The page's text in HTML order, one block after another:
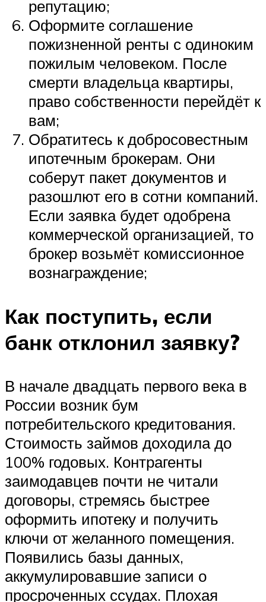
репутацию;
Оформите соглашение
пожизненной ренты с одиноким
пожилым человеком. После
смерти владельца квартиры,
право собственности перейдёт к
вам;
Обратитесь к добросовестным
ипотечным брокерам. Они
соберут пакет документов и
разошлют его в сотни компаний.
Если заявка будет одобрена
коммерческой организацией, то
брокер возьмёт комиссионное
вознаграждение;
Как поступить, если
банк отклонил заявку?
В начале двадцать первого века в
России возник бум
потребительского кредитования.
Стоимость займов доходила до
100% годовых. Контрагенты
заимодавцев почти не читали
договоры, стремясь быстрее
оформить ипотеку и получить
ключи от желанного помещения.
Появились базы данных,
аккумулировавшие записи о
просроченных ссудах. Плохая